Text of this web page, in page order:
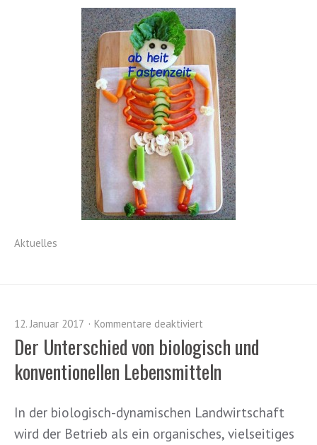
Aktuelles
12. Januar 2017 Kommentare deaktiviert
Der Unterschied von biologisch und
konventionellen Lebensmitteln
In der biologisch-dynamischen Landwirtschaft
wird der Betrieb als ein organisches, vielseitiges